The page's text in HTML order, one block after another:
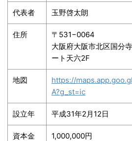
代表者 玉野啓太朗
住所
〒531−0064
大阪府大阪市北区国分
ート天六2F
地図
https://
A?g_st=ic
設立年 平成31年2月12日
資本金 1,000,000円